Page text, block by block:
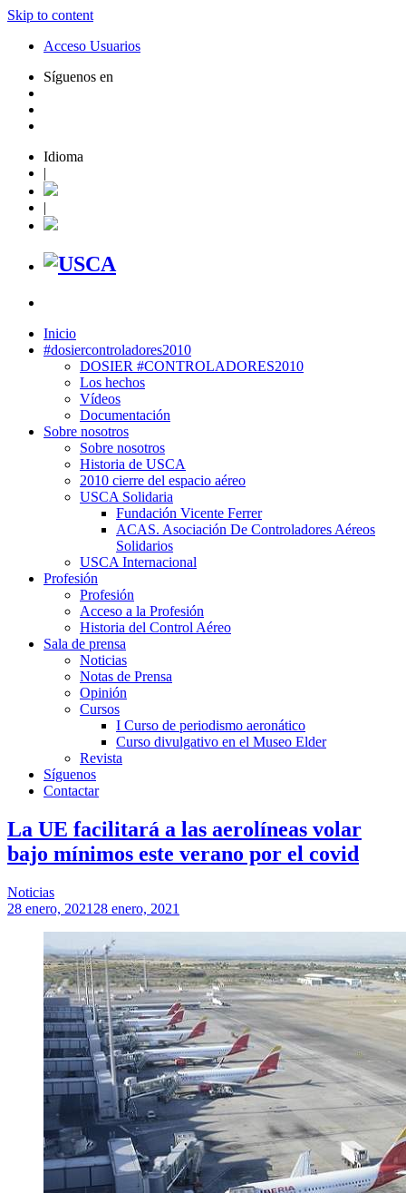
Skip to content
Acceso Usuarios
Síguenos en
Idioma
|
|
Inicio
#dosiercontroladores2010
DOSIER #CONTROLADORES2010
Los hechos
Vídeos
Documentación
Sobre nosotros
Sobre nosotros
Historia de USCA
2010 cierre del espacio aéreo
USCA Solidaria
Fundación Vicente Ferrer
ACAS. Asociación De Controladores Aéreos
Solidarios
USCA Internacional
Profesión
Profesión
Acceso a la Profesión
Historia del Control Aéreo
Sala de prensa
Noticias
Notas de Prensa
Opinión
Cursos
I Curso de periodismo aeronático
Curso divulgativo en el Museo Elder
Revista
Síguenos
Contactar
La UE facilitará a las aerolíneas volar
bajo mínimos este verano por el covid
Noticias
28 enero, 2021 28 enero, 2021